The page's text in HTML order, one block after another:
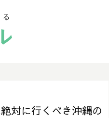
対に行くべき沖縄の